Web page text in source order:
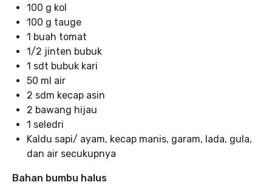
100 g kol
100 g tauge
1 buah tomat
1/2 jinten bubuk
1 sdt bubuk kari
50 ml air
2 sdm kecap asin
2 bawang hijau
1 seledri
Kaldu sapi/ ayam, kecap manis, garam, lada, gula,
dan air secukupnya
Bahan bumbu halus